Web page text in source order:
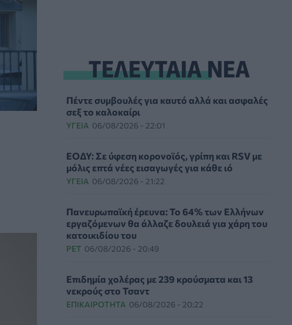
ΤΕΛΕΥΤΑΙΑ ΝΕΑ
Πέντε συμβουλές για καυτό αλλά και ασφαλές
σεξ το καλοκαίρι
ΥΓΕΊΑ 06/08/2026 - 22:01
ΕΟΔΥ: Σε ύφεση κορονοϊός, γρίπη και RSV με
μόλις επτά νέες εισαγωγές για κάθε ιό
ΥΓΕΊΑ 06/08/2026 - 21:22
Πανευρωπαϊκή έρευνα: Το 64% των Ελλήνων
εργαζόμενων θα άλλαζε δουλειά για χάρη του
κατοικιδίου του
PET 06/08/2026 - 20:49
Επιδημία χολέρας με 239 κρούσματα και 13
νεκρούς στο Τσαντ
ΕΠΙΚΑΙΡΌΤΗΤΑ 06/08/2026 - 20:22